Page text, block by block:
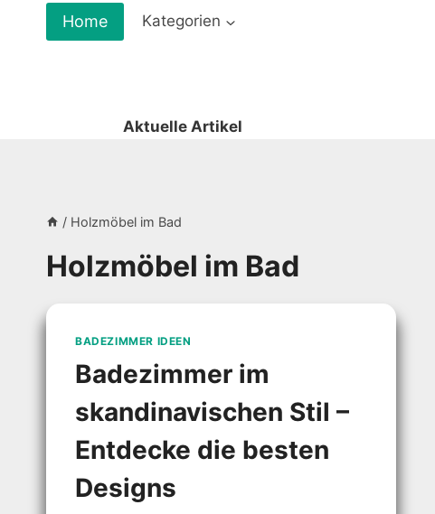
Home Kategorien
Aktuelle Artikel
/ Holzmöbel im Bad
Holzmöbel im Bad
BADEZIMMER IDEEN
Badezimmer im
skandinavischen Stil –
Entdecke die besten
Designs